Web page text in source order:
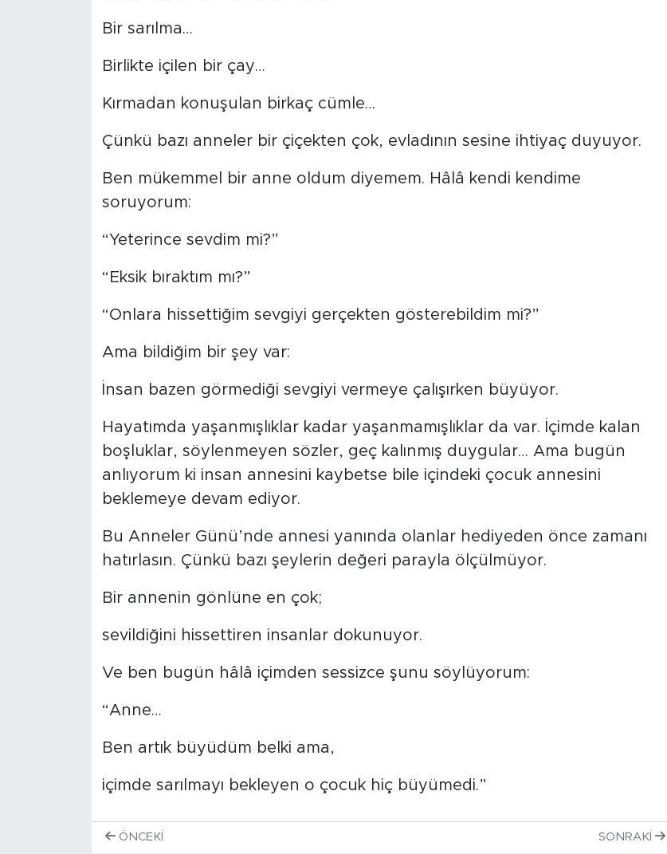
Bir sarılma…
Birlikte içilen bir çay…
Kırmadan konuşulan birkaç cümle…
Çünkü bazı anneler bir çiçekten çok, evladının sesine ihtiyaç duyuyor.
Ben mükemmel bir anne oldum diyemem. Hâlâ kendi kendime
soruyorum:
“Yeterince sevdim mi?”
“Eksik bıraktım mı?”
“Onlara hissettiğim sevgiyi gerçekten gösterebildim mi?”
Ama bildiğim bir şey var:
İnsan bazen görmediği sevgiyi vermeye çalışırken büyüyor.
Hayatımda yaşanmışlıklar kadar yaşanmamışlıklar da var. İçimde kalan
boşluklar, söylenmeyen sözler, geç kalınmış duygular… Ama bugün
anlıyorum ki insan annesini kaybetse bile içindeki çocuk annesini
beklemeye devam ediyor.
Bu Anneler Günü’nde annesi yanında olanlar hediyeden önce zamanı
hatırlasın. Çünkü bazı şeylerin değeri parayla ölçülmüyor.
Bir annenin gönlüne en çok;
sevildiğini hissettiren insanlar dokunuyor.
Ve ben bugün hâlâ içimden sessizce şunu söylüyorum:
“Anne…
Ben artık büyüdüm belki ama,
içimde sarılmayı bekleyen o çocuk hiç büyümedi.”
ÖNCEKI SONRAKI